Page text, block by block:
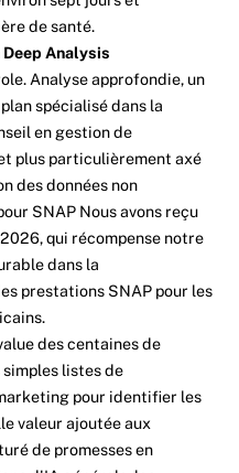
de santé.
Analysis
Analyse approfondie, un
spécialisé dans la
en gestion de
plus particulièrement axé
des données non
SNAP Nous avons reçu
qui récompense notre
dans la
prestations SNAP pour les
des centaines de
listes de
pour identifier les
valeur ajoutée aux
de promesses en